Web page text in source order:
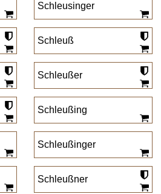
Schleusinger
Schleuß
Schleußer
Schleußing
Schleußinger
Schleußner